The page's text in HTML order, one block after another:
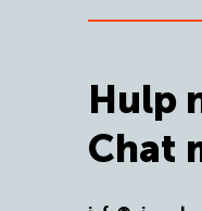
Hulp
Chat